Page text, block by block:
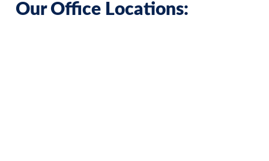
Our Office Locations: